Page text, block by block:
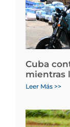
Cuba
mientras
Leer Más >>